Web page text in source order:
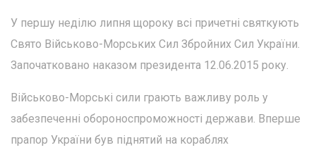
У першу неділю липня щороку всі причетні святкують
Свято Військово-Морських Сил Збройних Сил України.
Започатковано наказом президента 12.06.2015 року.
Військово-Морські сили грають важливу роль у
забезпеченні обороноспроможності держави. Вперше
прапор України був піднятий на кораблях